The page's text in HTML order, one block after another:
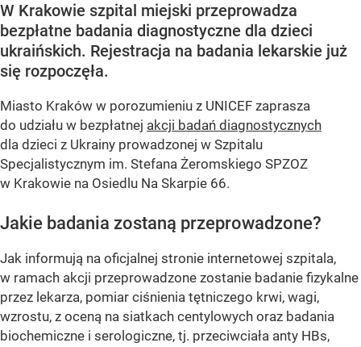
W Krakowie szpital miejski przeprowadza
bezpłatne badania diagnostyczne dla dzieci
ukraińskich. Rejestracja na badania lekarskie już
się rozpoczęła.
Miasto Kraków w porozumieniu z UNICEF zaprasza
do udziału w bezpłatnej akcji badań diagnostycznych
dla dzieci z Ukrainy prowadzonej w Szpitalu
Specjalistycznym im. Stefana Żeromskiego SPZOZ
w Krakowie na Osiedlu Na Skarpie 66.
Jakie badania zostaną przeprowadzone?
Jak informują na oficjalnej stronie internetowej szpitala,
w ramach akcji przeprowadzone zostanie badanie fizykalne
przez lekarza, pomiar ciśnienia tętniczego krwi, wagi,
wzrostu, z oceną na siatkach centylowych oraz badania
biochemiczne i serologiczne, tj. przeciwciała anty HBs,